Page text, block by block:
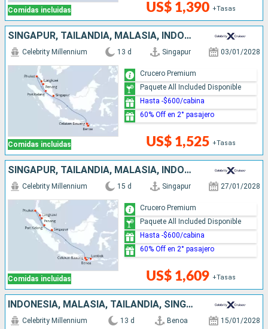
Comidas incluidas US$ 1,390 +Tasas
SINGAPUR, TAILANDIA, MALASIA, INDONESIA
Comidas incluidas
Celebrity Millennium 13 d Singapur 03/01/2028
US$ 1,525 +Tasas
Crucero Premium
Paquete All Included Disponible
Hasta -$600/cabina
60% Off en 2° pasajero
SINGAPUR, TAILANDIA, MALASIA, INDONESIA
Comidas incluidas
Celebrity Millennium 15 d Singapur 27/01/2028
US$ 1,609 +Tasas
Crucero Premium
Paquete All Included Disponible
Hasta -$600/cabina
60% Off en 2° pasajero
INDONESIA, MALASIA, TAILANDIA, SINGAPUR
Celebrity Millennium 13 d Benoa 15/01/2028